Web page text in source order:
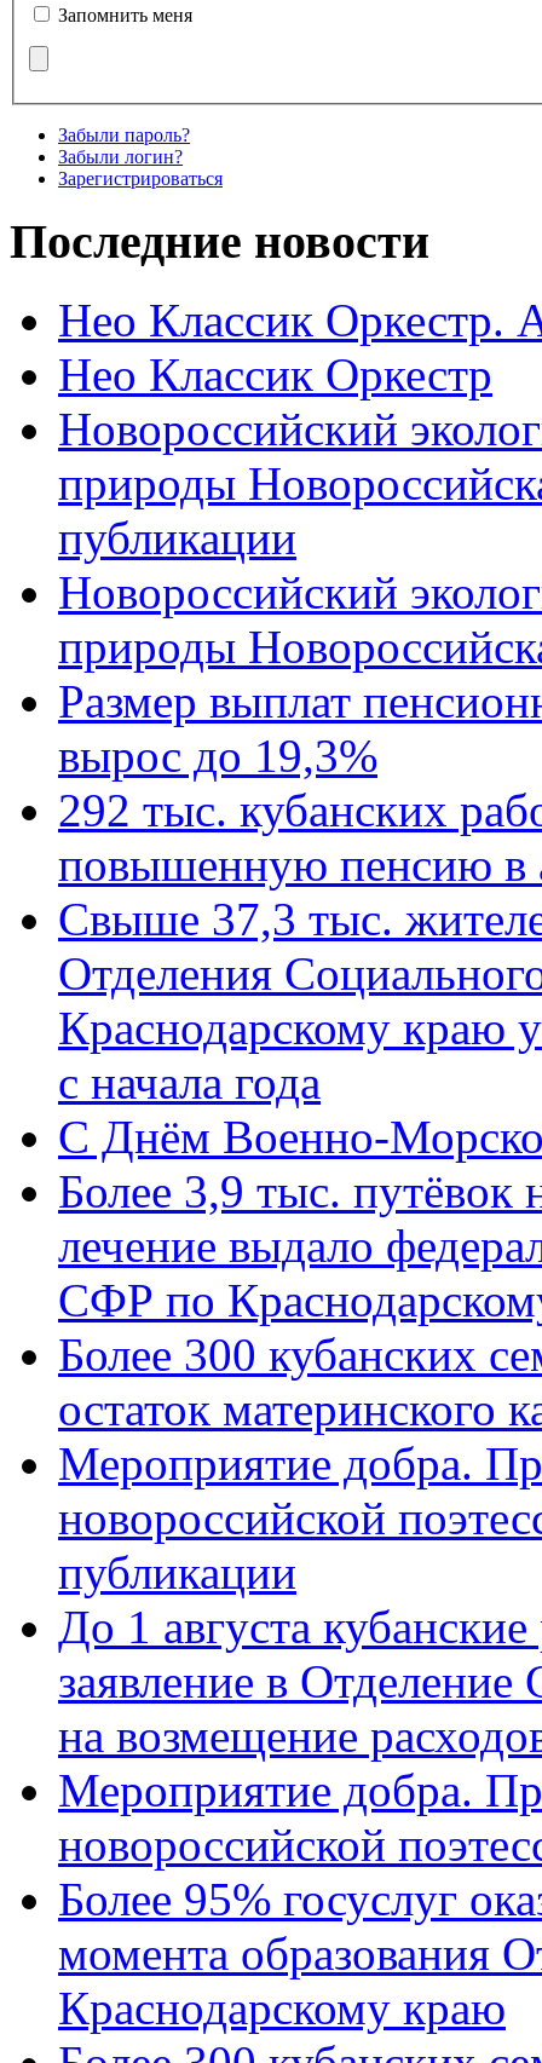
Запомнить меня
Забыли пароль?
Забыли логин?
Зарегистрироваться
Последние новости
Нео Классик Оркестр.
Нео Классик Оркестр
Новороссийский
природы
публикации
Новороссийский
природы
Размер выплат
вырос до 19,3%
292 тыс. кубанских
повышенную пенсию в
Свыше 37,3 тыс.
Отделения
Краснодарскому краю
с начала года
C Днём Военно-
Более 3,9 тыс. путёвок
лечение выдало
СФР по
Более 300 кубанских
остаток материнского
Мероприятие добра.
новороссийской
публикации
До 1 августа
заявление в
на возмещение
Мероприятие добра.
новороссийской
Более 95% госуслуг
момента образования
Краснодарскому краю